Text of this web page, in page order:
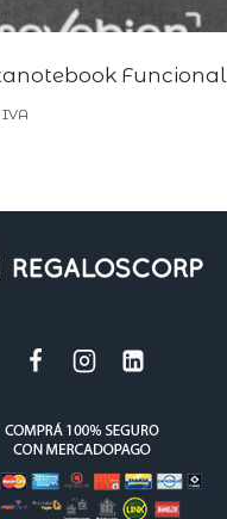
Funcional
IVA